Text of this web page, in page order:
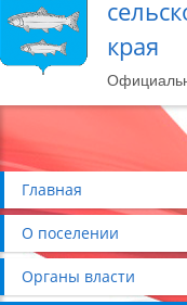
края
Главная
О поселении
Органы власти